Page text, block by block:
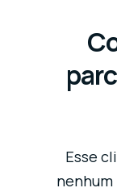
Esse
nenhum